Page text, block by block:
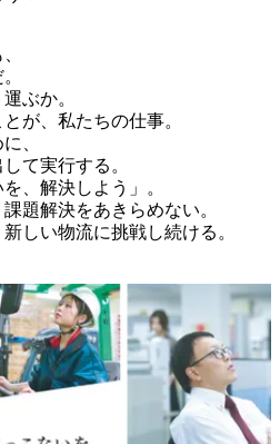
ぶか。
が、私たちの仕事。
、
て実行する。
、解決しよう」。
題解決をあきらめない。
しい物流に挑戦し続ける。